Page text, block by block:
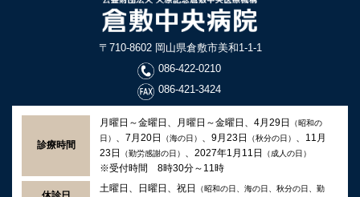
〒710-8602 岡山県倉敷市美和1-1-1
086-422-0210
086-421-3424
診療時間
月曜日～金曜日、月曜日～金曜日、4月29日
（昭和の
日） 、7月20日 （海の日） 、9月23日 （秋分の日） 、11月
23日
（勤労感謝の日） 、2027年1月11日 （成人の日）
※受付時間 8時30分～11時
土曜日、日曜日、祝日 （昭和の日、海の日、秋分の日、勤